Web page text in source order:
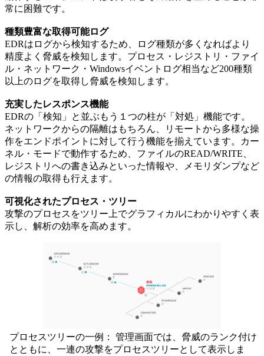
常に困難です。
種類豊富な取得可能ログ
EDRはログから検知するため、ログ種類が多くなればより
精度よく脅威を検知します。プロセス・レジストリ・ファイ
ル・ネットワーク・Windowsイベントログ相当など200種類
以上のログを取得し脅威を検知します。
充実したレスポンス機能
EDRの「検知」と並ぶもう１つの柱が「対処」機能です。
ネットワークからの隔離はもちろん、リモートから多様な操
作をエンドポイントに対して行う機能を揃えています。カー
ネル・モードで動作するため、ファイルのREAD/WRITE、
レジストリへの書き込みといった情報や、メモリダンプなど
の情報の取得も行えます。
可視化されたプロセス・ツリー
攻撃のプロセスをツリー上でグラフィカルにわかりやすく表
示し、解析の効率を高めます。
プロセスツリーの一例： 管理画面では、脅威のランク付け
とともに、一連の攻撃をプロセスツリーとして表示しま